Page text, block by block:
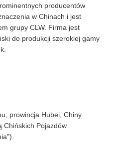
producentów
w Chinach i jest
grupy CLW. Firma jest
do produkcji szerokiej gamy
prowincja Hubei, Chiny
Chińskich Pojazdów